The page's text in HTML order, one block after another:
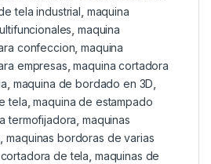
tela industrial maquina
maquina
confeccion ,maquina
empresas ,maquina cortadora
maquina de bordado en 3D
tela ,maquina de estampado
termofijadora maquinas
,maquinas bordoras de varias
de tela maquinas de